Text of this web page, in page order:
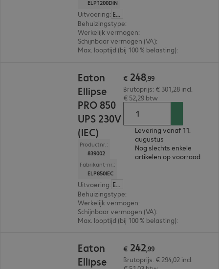
ELP1200DIN
Uitvoering: Europa
Behuizingstype:
Werkelijk vermogen:
Schijnbaar vermogen (VA):
Max. looptijd (bij 100 % belasting):
Eaton
Ellipse
PRO 850
UPS 230V
(IEC)
Productnr.:
839002
Fabrikant-nr.:
ELP850IEC
Uitvoering: Europa
Behuizingstype:
Werkelijk vermogen:
Schijnbaar vermogen (VA):
Max. looptijd (bij 100 % belasting):
€ 248,99
Brutoprijs: € 301,28 incl.
€ 52,29 btw
Levering vanaf 11.
augustus
Nog slechts enkele
artikelen op voorraad.
Eaton
Ellipse
€ 242,99
Brutoprijs: € 294,02 incl.